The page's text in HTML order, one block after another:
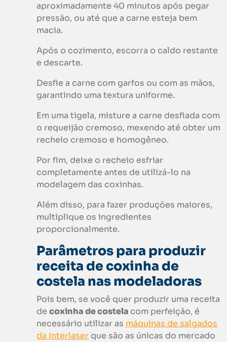
aproximadamente 40 minutos após pegar
pressão, ou até que a carne esteja bem
macia.
Após o cozimento, escorra o caldo restante
e descarte.
Desfie a carne com garfos ou com as mãos,
garantindo uma textura uniforme.
Em uma tigela, misture a carne desfiada com
o requeijão cremoso, mexendo até obter um
recheio cremoso e homogêneo.
Por fim, deixe o recheio esfriar
completamente antes de utilizá-lo na
modelagem das coxinhas.
Além disso, para fazer produções maiores,
multiplique os ingredientes
proporcionalmente.
Parâmetros para produzir
receitade coxinha de
costela nas modeladoras
Pois bem, se você quer produzir uma receita
de coxinha de costela com perfeição, é
necessário utilizar as máquinas de salgados
da Interlaser que são as únicas do mercado